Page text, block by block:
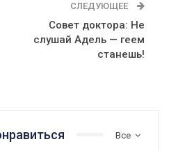
СЛЕДУЮЩЕЕ
Совет доктора: Не
слушай Адель — геем
станешь!
Все